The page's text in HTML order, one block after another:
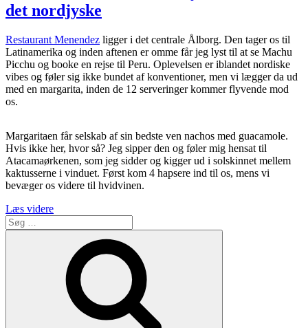
det nordjyske
Restaurant Menendez ligger i det centrale Ålborg. Den tager os til
Latinamerika og inden aftenen er omme får jeg lyst til at se Machu
Picchu og booke en rejse til Peru. Oplevelsen er iblandet nordiske
vibes og føler sig ikke bundet af konventioner, men vi lægger da ud
med en margarita, inden de 12 serveringer kommer flyvende mod
os.
Margaritaen får selskab af sin bedste ven nachos med guacamole.
Hvis ikke her, hvor så? Jeg sipper den og føler mig hensat til
Atacamaørkenen, som jeg sidder og kigger ud i solskinnet mellem
kaktusserne i vinduet. Først kom 4 hapsere ind til os, mens vi
bevæger os videre til hvidvinen.
Læs videre“Restaurant
er
sydamerikansk
nordjyske”
Søg
efter: